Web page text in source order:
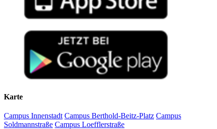
Karte
Campus Innenstadt Campus Berthold-Beitz-Platz Campus
Soldmannstraße Campus Loefflerstraße